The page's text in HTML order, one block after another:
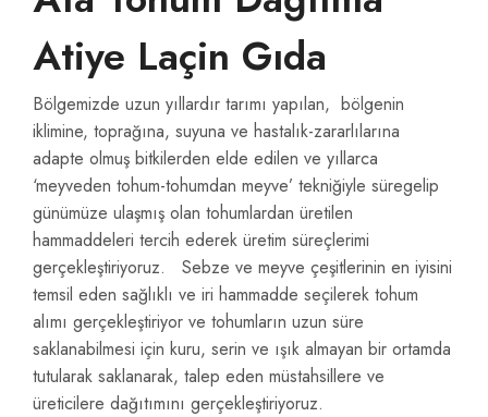
Atiye Laçin Gıda
Bölgemizde uzun yıllardır tarımı yapılan, bölgenin
iklimine, toprağına, suyuna ve hastalık-zararlılarına
adapte olmuş bitkilerden elde edilen ve yıllarca
‘meyveden tohum-tohumdan meyve’ tekniğiyle süregelip
günümüze ulaşmış olan tohumlardan üretilen
hammaddeleri tercih ederek üretim süreçlerimi
gerçekleştiriyoruz. Sebze ve meyve çeşitlerinin en iyisini
temsil eden sağlıklı ve iri hammadde seçilerek tohum
alımı gerçekleştiriyor ve tohumların uzun süre
saklanabilmesi için kuru, serin ve ışık almayan bir ortamda
tutularak saklanarak, talep eden müstahsillere ve
üreticilere dağıtımını gerçekleştiriyoruz.